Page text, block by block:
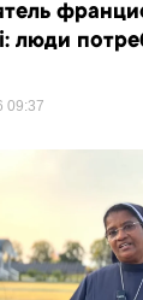
люди
09:37